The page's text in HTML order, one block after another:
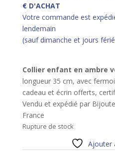
€ D'ACHAT
Votre commande est
lendemain
(sauf dimanche et jours
Collier enfant en ambre
longueur 35 cm, avec
cadeau et écrin offerts,
Vendu et expédié par
France
Rupture de stock
Ajouter